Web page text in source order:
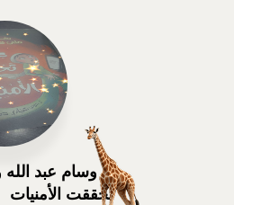
د. وسام عبد الله
تحققت الأمنيات